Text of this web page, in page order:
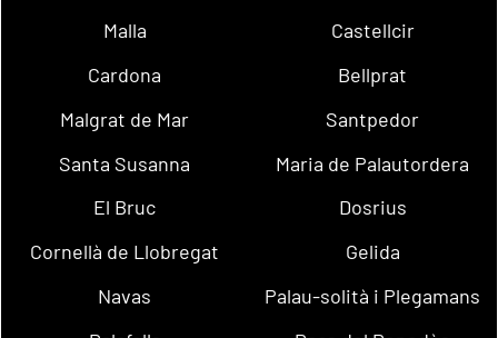
Malla
Castellcir
Cardona
Bellprat
Malgrat de Mar
Santpedor
Santa Susanna
Maria de Palautordera
El Bruc
Dosrius
Cornellà de Llobregat
Gelida
Navas
Palau-solità i Plegamans